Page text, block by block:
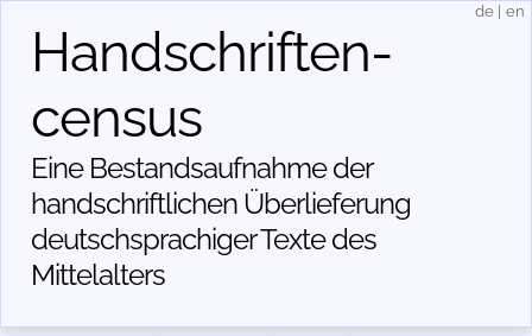
Handschriften­
census
Eine Bestandsaufnahme der
handschriftlichen Über­lieferung
deutschsprachiger Texte des
Mittelalters
de en